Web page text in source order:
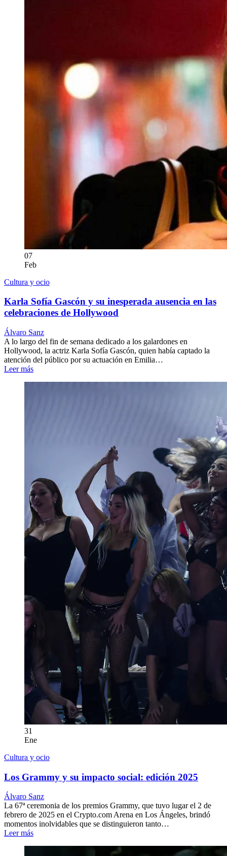
07
Feb
Cultura y ocio
Karla Sofía Gascón y su inesperada ausencia en las
celebraciones de Hollywood
Álvaro Sanz
A lo largo del fin de semana dedicado a los galardones en
Hollywood, la actriz Karla Sofía Gascón, quien había captado la
atención del público por su actuación en Emilia…
Leer más
31
Ene
Cultura y ocio
Los Grammy y su impacto social: edición 2025
Álvaro Sanz
La 67ª ceremonia de los premios Grammy, que tuvo lugar el 2 de
febrero de 2025 en el Crypto.com Arena en Los Ángeles, brindó
momentos inolvidables que se distinguieron tanto…
Leer más